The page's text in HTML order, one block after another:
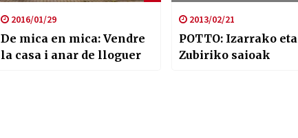
2016/01/29
De mica en mica: Vendre
la casa i anar de lloguer
2013/02/21
POTTO: Izarrako eta
Zubiriko saioak